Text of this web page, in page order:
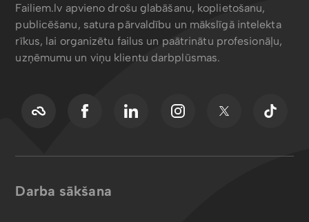
Failiem.lv apvieno drošu glabāšanu, koplietošanu,
publicēšanu, satura pārvaldību un mākslīgā intelekta
rīkus, lai organizētu failus un paātrinātu profesionāļu,
uzņēmumu un viņu klientu darbplūsmas.
Darba sākšana